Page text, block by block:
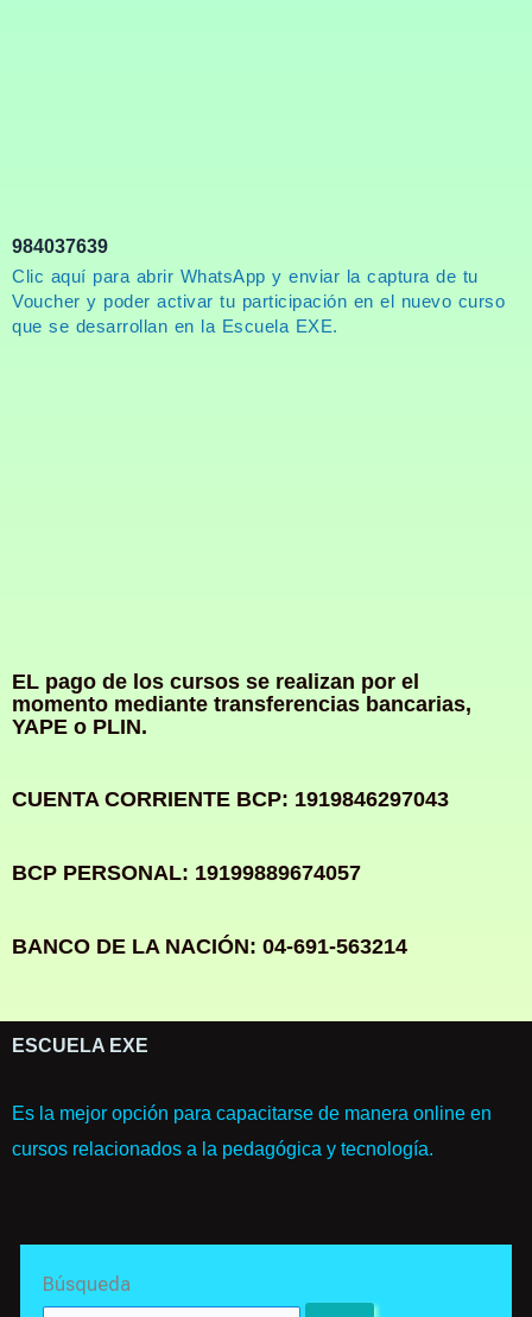
984037639
Clic aquí para abrir WhatsApp y enviar la captura de tu
Voucher y poder activar tu participación en el nuevo curso
que se desarrollan en la Escuela EXE.
EL pago de los cursos se realizan por el
momento mediante transferencias bancarias,
YAPE o PLIN.
CUENTA CORRIENTE BCP: 1919846297043
BCP PERSONAL: 19199889674057
BANCO DE LA NACIÓN: 04-691-563214
ESCUELA EXE
Es la mejor opción para capacitarse de manera online en
cursos relacionados a la pedagógica y tecnología.
Búsqueda
for: